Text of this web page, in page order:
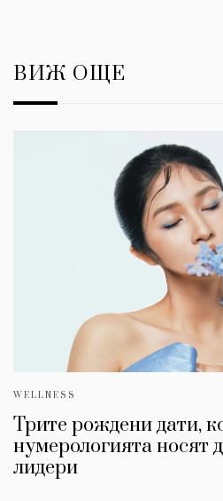
ВИЖ ОЩЕ
WELLNESS
Трите рождени дати,
нумерологията носят
лидери